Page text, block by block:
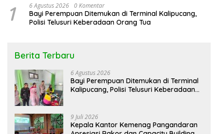
1 6 Agustus 2026 0 Komentar
Bayi Perempuan Ditemukan di Terminal Kalipucang,
Polisi Telusuri Keberadaan Orang Tua
Berita Terbaru
6 Agustus 2026
Bayi Perempuan Ditemukan di Terminal
Kalipucang, Polisi Telusuri Keberadaan
9 Juli 2026
Kepala Kantor Kemenag Pangandaran